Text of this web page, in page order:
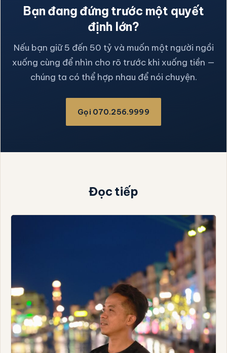
Bạn đang đứng trước một quyết
định lớn?
Nếu bạn giữ 5 đến 50 tỷ và muốn một người ngồi
xuống cùng để nhìn cho rõ trước khi xuống tiền —
chúng ta có thể hợp nhau để nói chuyện.
Gọi 070.256.9999
Đọc tiếp